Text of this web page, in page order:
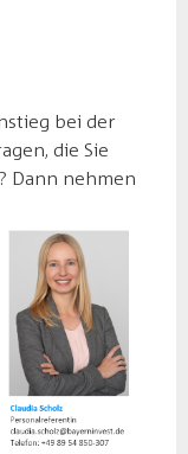
bei der
die Sie
Dann nehmen